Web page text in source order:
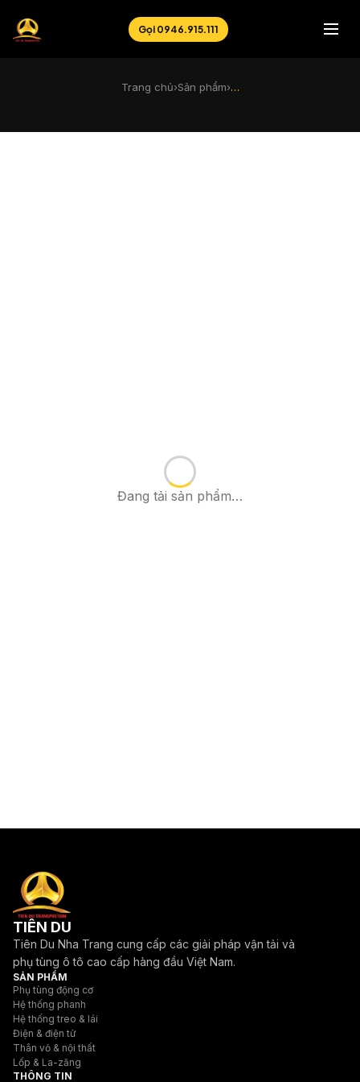
Gọi 0946.915.111
Trang chủ›Sản phẩm›…
Đang tải sản phẩm…
TIÊN DU
Tiên Du Nha Trang cung cấp các giải pháp vận tải và
phụ tùng ô tô cao cấp hàng đầu Việt Nam.
SẢN PHẨM
Phụ tùng động cơ
Hệ thống phanh
Hệ thống treo & lái
Điện & điện tử
Thân vỏ & nội thất
Lốp & La-zăng
THÔNG TIN